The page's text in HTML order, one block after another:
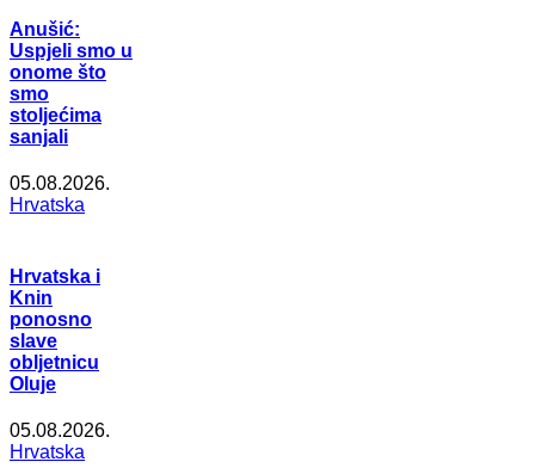
Anušić:
Uspjeli smo u
onome što
smo
stoljećima
sanjali
05.08.2026.
Hrvatska
Hrvatska i
Knin
ponosno
slave
obljetnicu
Oluje
05.08.2026.
Hrvatska